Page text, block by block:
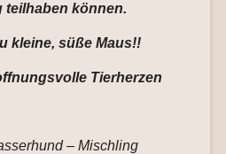
teilhaben können.
kleine, süße Maus!!
Tierherzen
– Mischling